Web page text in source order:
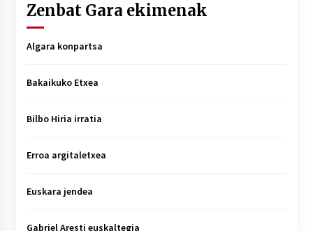
Zenbat Gara ekimenak
Algara konpartsa
Bakaikuko Etxea
Bilbo Hiria irratia
Erroa argitaletxea
Euskara jendea
Gabriel Aresti euskaltegia